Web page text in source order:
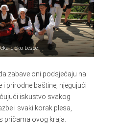
Ličko Lešće
zabave oni podsjećaju na
prirodne baštine, njegujući
iskustvo svakog
i svaki korak plesa,
pričama ovog kraja.